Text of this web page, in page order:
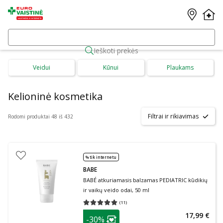
Ieškoti prekės
Veidui Kūnui Plaukams
Kelioninė kosmetika
Rodomi produktai 48 iš 432 Filtrai ir rikiavimas
% tik internetu
BABE
BABÉ atkuriamasis balzamas PEDIATRIC kūdikių
ir vaikų veido odai, 50 ml
(11)
Vidutinis įvertinimas 5.00
patarimas
-30% 17,99 €